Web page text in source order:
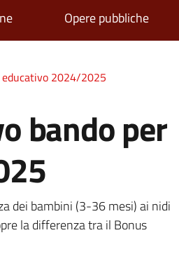
Opere pubbliche
educativo 2024/2025
bando per
dei bambini (3-36 mesi) ai nidi
la differenza tra il Bonus